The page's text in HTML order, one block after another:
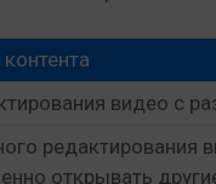
видео с
редактирования
открывать